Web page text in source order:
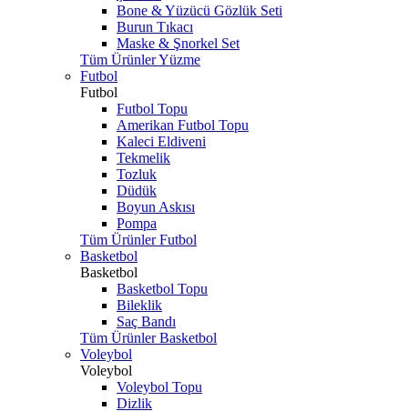
Bone & Yüzücü Gözlük Seti
Burun Tıkacı
Maske & Şnorkel Set
Tüm Ürünler Yüzme
Futbol
Futbol
Futbol Topu
Amerikan Futbol Topu
Kaleci Eldiveni
Tekmelik
Tozluk
Düdük
Boyun Askısı
Pompa
Tüm Ürünler Futbol
Basketbol
Basketbol
Basketbol Topu
Bileklik
Saç Bandı
Tüm Ürünler Basketbol
Voleybol
Voleybol
Voleybol Topu
Dizlik